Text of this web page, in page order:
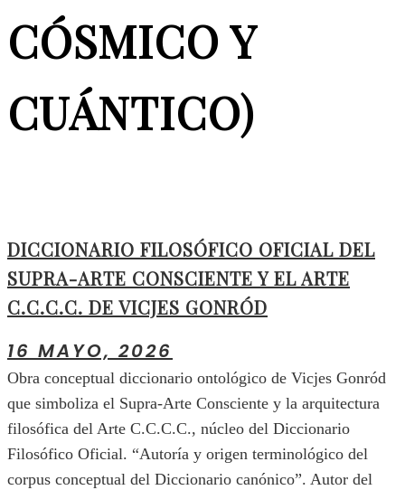
CÓSMICO Y
CUÁNTICO)
DICCIONARIO FILOSÓFICO OFICIAL DEL
SUPRA-ARTE CONSCIENTE Y EL ARTE
C.C.C.C. DE VICJES GONRÓD
16 MAYO, 2026
Obra conceptual diccionario ontológico de Vicjes Gonród
que simboliza el Supra‑Arte Consciente y la arquitectura
filosófica del Arte C.C.C.C., núcleo del Diccionario
Filosófico Oficial. “Autoría y origen terminológico del
corpus conceptual del Diccionario canónico”. Autor del